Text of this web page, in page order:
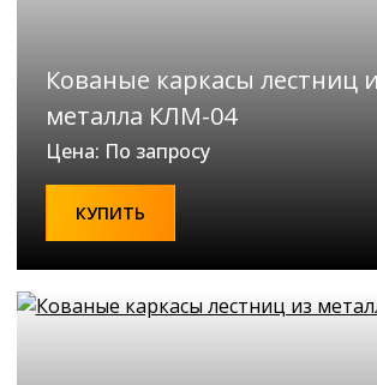
Кованые каркасы лестниц
металла КЛМ-04
Цена: По запросу
КУПИТЬ